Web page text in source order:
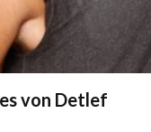
von Detlef